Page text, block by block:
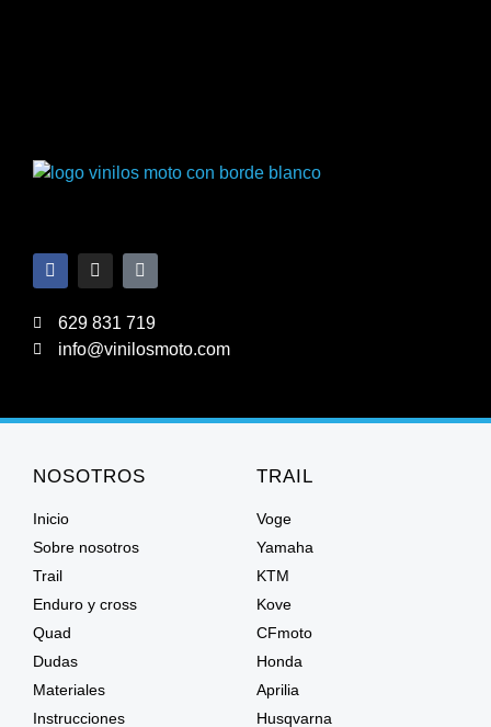
629 831 719
info@vinilosmoto.com
NOSOTROS
Inicio
Sobre nosotros
Trail
Enduro y cross
Quad
Dudas
Materiales
Instrucciones
TRAIL
Voge
Yamaha
KTM
Kove
CFmoto
Honda
Aprilia
Husqvarna